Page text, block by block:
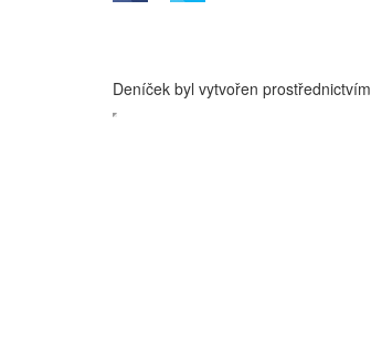
Deníček byl vytvořen prostřednictvím